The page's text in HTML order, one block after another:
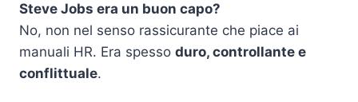
Steve Jobs era un buon capo?
No, non nel senso rassicurante che piace ai
manuali HR. Era spesso duro, controllante e
conflittuale.